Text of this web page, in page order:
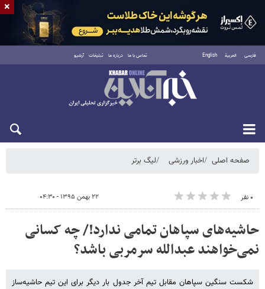
فارسی العربية English تماس با ما درباره ما تبلیغات آرشیو
شنبه ۱۷ مرداد ۱۴۰۵
صفحه اصلی اخبار ورزشی لیگ برتر
۰ نفر ۲۲ بهمن ۱۳۹۵ - ۰۴:۳۰
حاشیه‌های سپاهان تمامی ندارد!/ چه کسانی
نمی‌خواهند عبدالله سرمربی باشد؟
شکست سنگین سپاهان مقابل تیم آخر جدول بار دیگر برای این تیم حاشیه‌ساز
×